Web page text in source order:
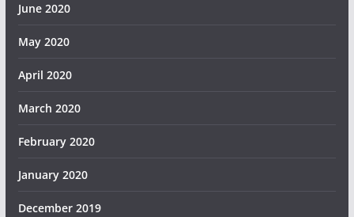
June 2020
May 2020
April 2020
March 2020
February 2020
January 2020
December 2019